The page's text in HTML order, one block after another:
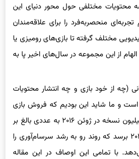
محتویات مختلفی حول محور دنیای این
منحصربه‌فرد را برای علاقه‌مندان
مختلف گرفته تا بازی‌های رومیزی یا
از این مجموعه در سال‌های اخیر پا به
(چه از خود بازی و چه انتشار محتویات
و ما شاید این بودیم که فروش بازی
ماینکرفت از تعداد ۱۰۰ میلیون نسخه در ژوئن ۲۰۱۶ به عددی بالغ بر
۲۳۸ میلیون در آوریل ۲۰۲۱ برسد که روند رو‌ به رشد سرسام‌آوری را
با تمامی این اوصاف در این مقاله